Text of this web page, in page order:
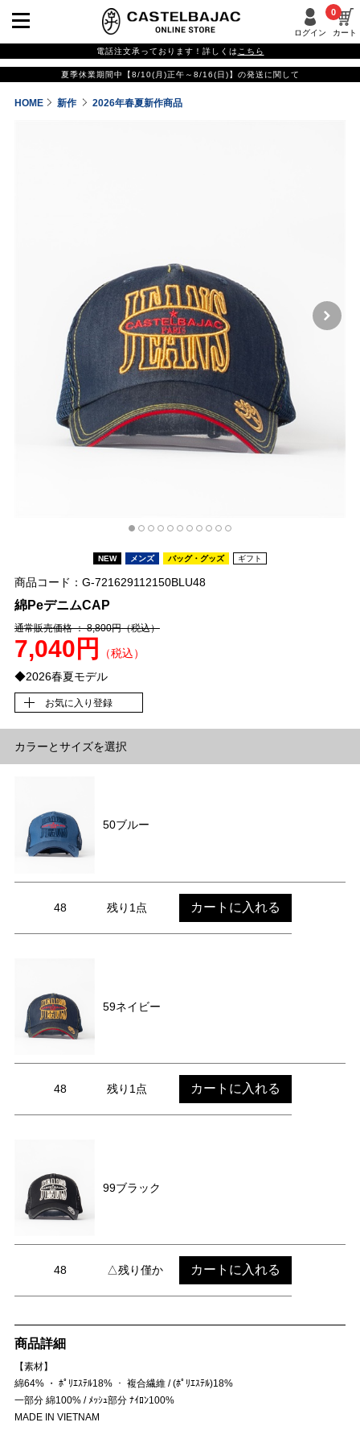
ログイン カート
0
電話注文承っております！詳しくは こちら
夏季休業期間中【8/10(月)正午～8/16(日)】の発送に関して
HOME 新作 2026年春夏新作商品
NEW メンズ バッグ・グッズ ギフト
商品コード：G-721629112150BLU48
綿PeデニムCAP
通常販売価格 ： 8,800円（税込）
7,040円
（税込）
◆2026春夏モデル
お気に入り登録
カラーとサイズを選択
50ブルー
48 残り1点 カートに入れる
59ネイビー
48 残り1点 カートに入れる
99ブラック
48 △残り僅か カートに入れる
商品詳細
【素材】
綿64% ・ ﾎﾟﾘｴｽﾃﾙ18% ・ 複合繊維 / (ﾎﾟﾘｴｽﾃﾙ)18%
一部分 綿100% / ﾒｯｼｭ部分 ﾅｲﾛﾝ100%
MADE IN VIETNAM